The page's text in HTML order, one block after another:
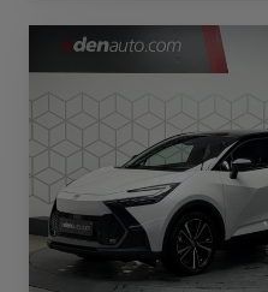
TOYOTA C-HR
HYBRIDE OU HYBRIDE RECHARGEABLE